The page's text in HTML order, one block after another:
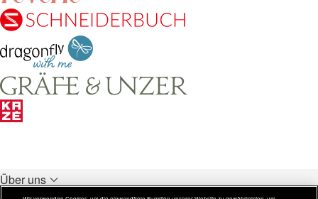
Über uns